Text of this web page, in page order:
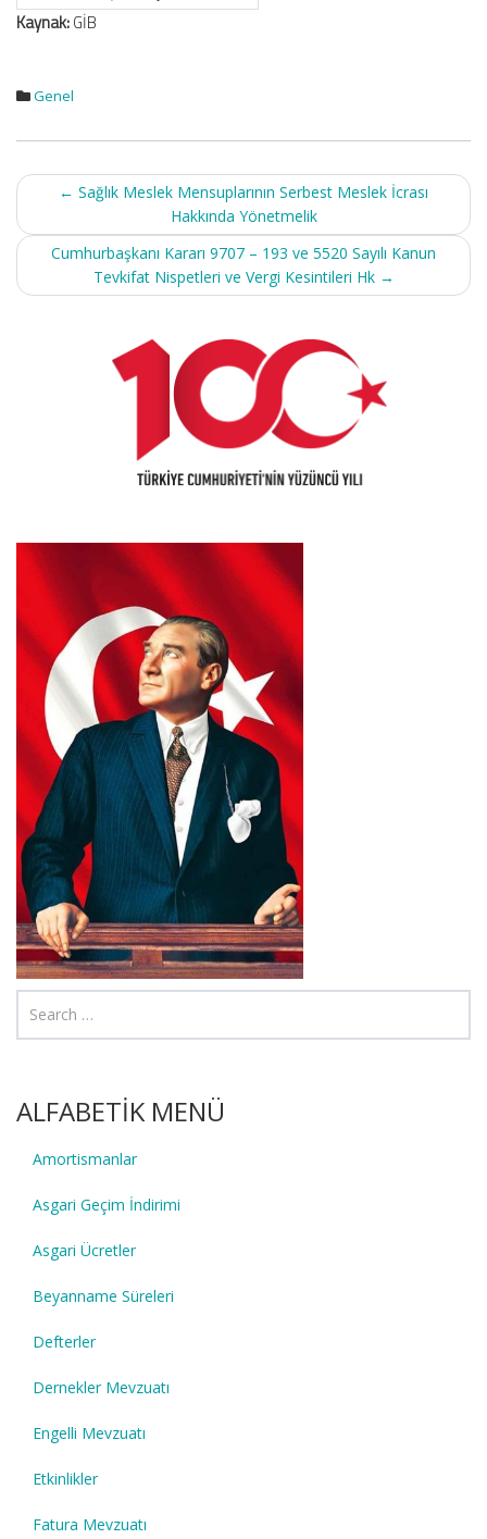
Kaynak:GİB
Genel
Post
navigation
← Sağlık Meslek Mensuplarının Serbest Meslek İcrası
Hakkında Yönetmelik
Cumhurbaşkanı Kararı 9707 – 193 ve 5520 Sayılı Kanun
Tevkifat Nispetleri ve Vergi Kesintileri Hk →
ALFABETİK MENÜ
Amortismanlar
Asgari Geçim İndirimi
Asgari Ücretler
Beyanname Süreleri
Defterler
Dernekler Mevzuatı
Engelli Mevzuatı
Etkinlikler
Fatura Mevzuatı